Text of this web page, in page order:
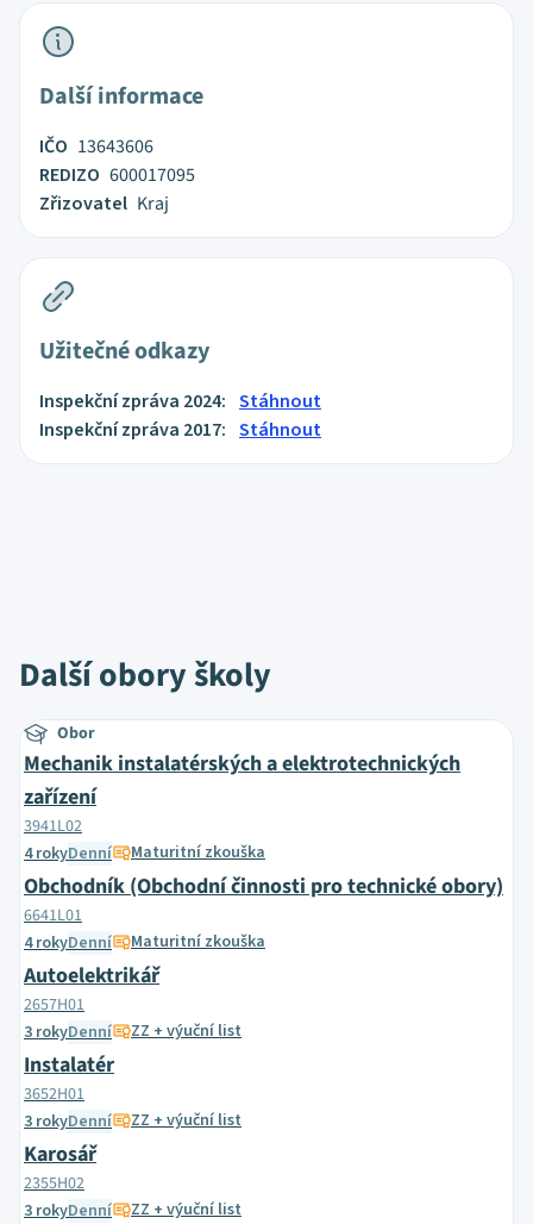
Další informace
IČO 13643606
REDIZO 600017095
Zřizovatel Kraj
Užitečné odkazy
Inspekční zpráva 2024: Stáhnout
Inspekční zpráva 2017: Stáhnout
Další obory školy
Obor
Mechanik instalatérských a elektrotechnických
zařízení
3941L02
4 rokyDenní Maturitní zkouška
Obchodník (Obchodní činnosti pro technické obory)
6641L01
4 rokyDenní Maturitní zkouška
Autoelektrikář
2657H01
3 rokyDenní ZZ + výuční list
Instalatér
3652H01
3 rokyDenní ZZ + výuční list
Karosář
2355H02
3 rokyDenní ZZ + výuční list